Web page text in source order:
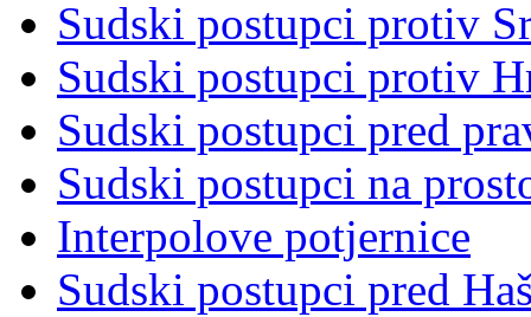
Sudski postupci protiv
Sudski postupci protiv
Sudski postupci pred
Sudski postupci na
Interpolove potjernice
Sudski postupci pred